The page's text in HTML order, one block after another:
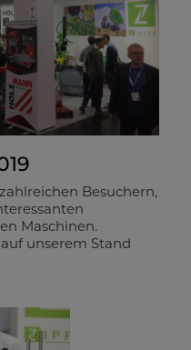
Besuchern,
Maschinen.
unserem Stand